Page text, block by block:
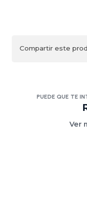
Compartir este
PUEDE QUE TE
Ver